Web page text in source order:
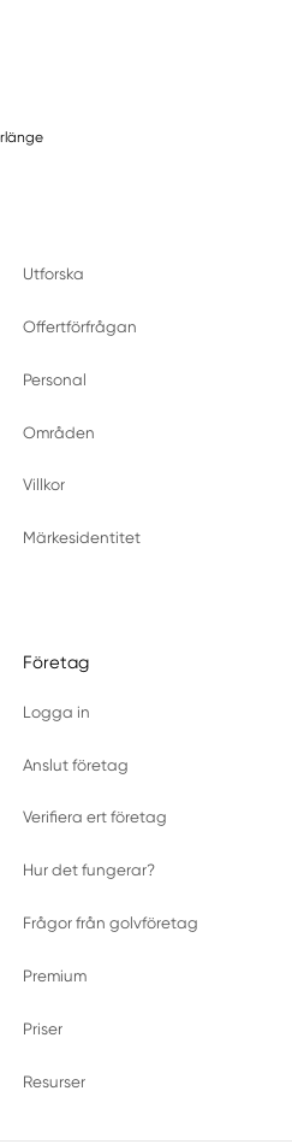
Utforska
Offertförfrågan
Personal
Områden
Villkor
Märkesidentitet
Företag
Logga in
Anslut företag
Verifiera ert företag
Hur det fungerar?
Frågor från golvföretag
Premium
Priser
Resurser